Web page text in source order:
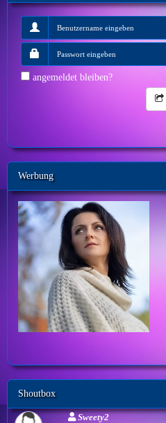
angemeldet bleiben?
Werbung
Shoutbox
Sweety2